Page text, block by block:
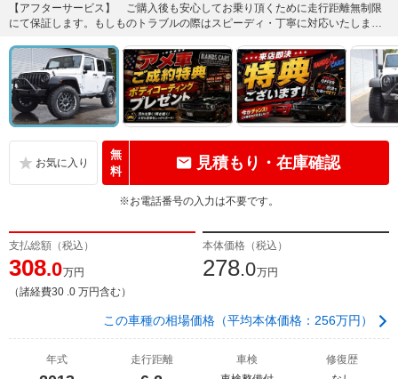
【アフターサービス】 ご購入後も安心してお乗り頂くために走行距離無制限
にて保証します。もしものトラブルの際はスピーディ・丁寧に対応いたしま
無
料
見積もり・在庫確認
※お電話番号の入力は不要です。
支払総額（税込）
308.0万円
（諸経費30 .0 万円含む）
本体価格（税込）
278.0万円
この車種の相場価格（平均本体価格：256万円）
年式 走行距離
車検
修復歴